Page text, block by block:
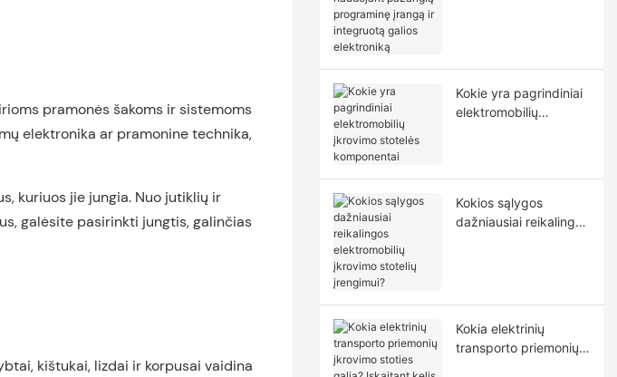
pramonės šakoms ir sistemoms
elektronika ar pramonine technika,
kuriuos jie jungia. Nuo jutiklių ir
galėsite pasirinkti jungtis, galinčias
kištukai, lizdai ir korpusai vaidina
Kokie yra pagrindiniai
elektromobilių
Kokios sąlygos
dažniausiai reikalingos
Kokia elektrinių
transporto priemonių